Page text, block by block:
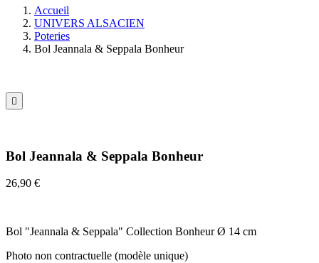
Accueil
UNIVERS ALSACIEN
Poteries
Bol Jeannala & Seppala Bonheur

Bol Jeannala & Seppala Bonheur
26,90 €
Bol "Jeannala & Seppala" Collection Bonheur Ø 14 cm
Photo non contractuelle (modèle unique)